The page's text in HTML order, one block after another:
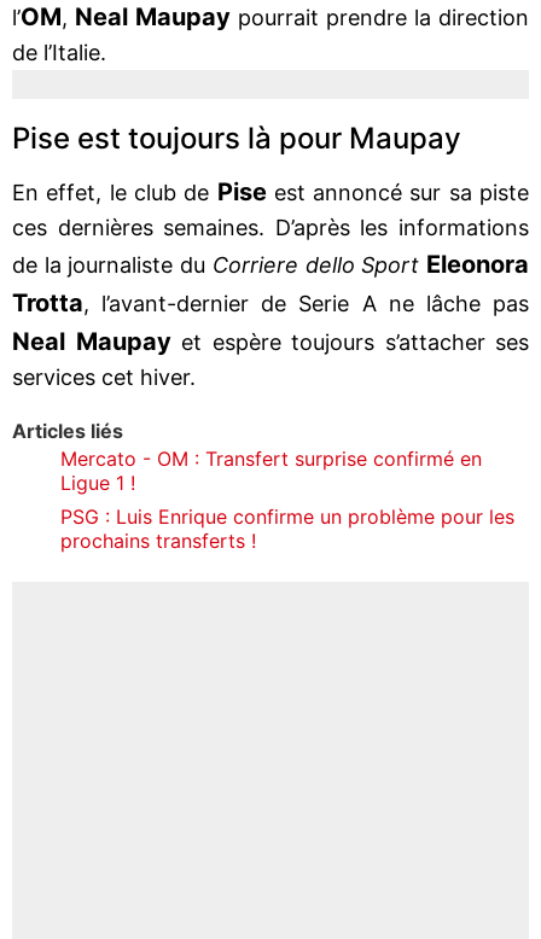
l’OM, Neal Maupay pourrait prendre la direction
de l’Italie.
Pise est toujours là pour Maupay
En effet, le club de Pise est annoncé sur sa piste
ces dernières semaines. D’après les informations
de la journaliste du Corriere dello Sport Eleonora
Trotta, l’avant-dernier de Serie A ne lâche pas
Neal Maupayet espère toujours s’attacher ses
services cet hiver.
Articles liés
Mercato - OM : Transfert surprise confirmé en
Ligue 1 !
PSG : Luis Enrique confirme un problème pour les
prochains transferts !